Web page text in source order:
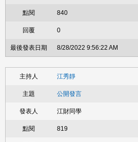
840
0
8/28/2022 9:56:22 AM
江秀靜
公開發言
江財同學
819